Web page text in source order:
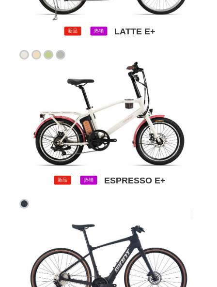
新品 热销 LATTE E+
新品 热销 ESPRESSO E+